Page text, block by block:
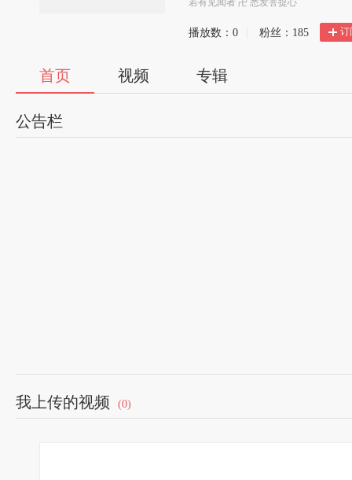
若有见闻者 卍 悉发菩提心
播放数： 0 粉丝： 185 订
首页 视频 专辑
公告栏
我上传的视频 (0)